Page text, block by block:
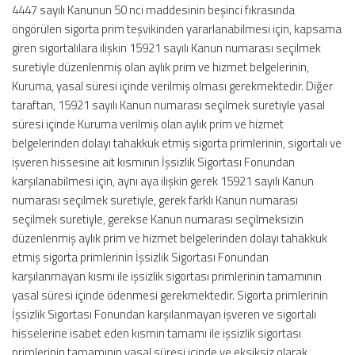
4447 sayılı Kanunun 50 nci maddesinin beşinci fıkrasında
öngörülen sigorta prim teşvikinden yararlanabilmesi için, kapsama
giren sigortalılara ilişkin 15921 sayılı Kanun numarası seçilmek
suretiyle düzenlenmiş olan aylık prim ve hizmet belgelerinin,
Kuruma, yasal süresi içinde verilmiş olması gerekmektedir. Diğer
taraftan, 15921 sayılı Kanun numarası seçilmek suretiyle yasal
süresi içinde Kuruma verilmiş olan aylık prim ve hizmet
belgelerinden dolayı tahakkuk etmiş sigorta primlerinin, sigortalı ve
işveren hissesine ait kısmının İşsizlik Sigortası Fonundan
karşılanabilmesi için, aynı aya ilişkin gerek 15921 sayılı Kanun
numarası seçilmek suretiyle, gerek farklı Kanun numarası
seçilmek suretiyle, gerekse Kanun numarası seçilmeksizin
düzenlenmiş aylık prim ve hizmet belgelerinden dolayı tahakkuk
etmiş sigorta primlerinin İşsizlik Sigortası Fonundan
karşılanmayan kısmı ile işsizlik sigortası primlerinin tamamının
yasal süresi içinde ödenmesi gerekmektedir. Sigorta primlerinin
İşsizlik Sigortası Fonundan karşılanmayan işveren ve sigortalı
hisselerine isabet eden kısmın tamamı ile işsizlik sigortası